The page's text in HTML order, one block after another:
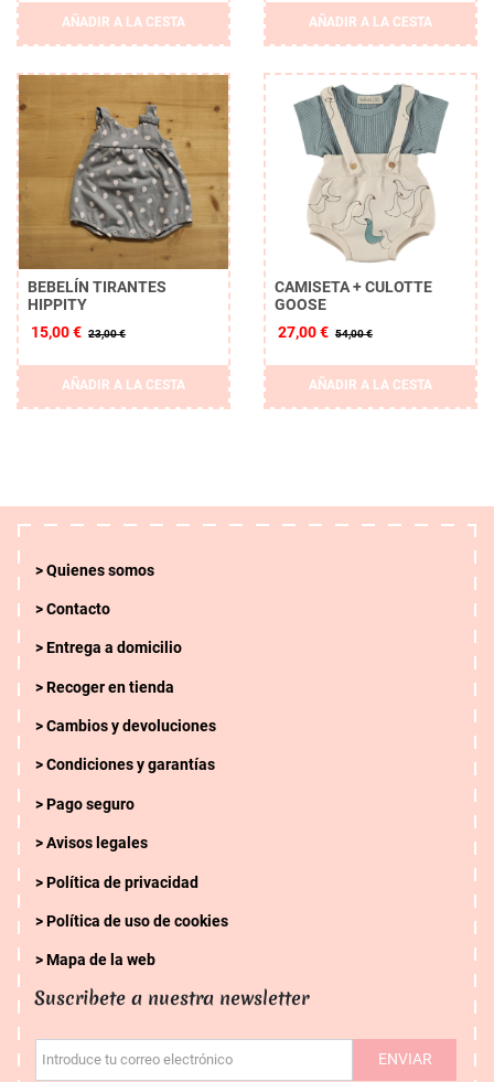
AÑADIR A LA CESTA AÑADIR A LA CESTA
BEBELÍN TIRANTES
HIPPITY
15,00 € 23,00 €
AÑADIR A LA CESTA
CAMISETA + CULOTTE
GOOSE
27,00 € 54,00 €
AÑADIR A LA CESTA
Quienes somos
Contacto
Entrega a domicilio
Recoger en tienda
Cambios y devoluciones
Condiciones y garantías
Pago seguro
Avisos legales
Política de privacidad
Política de uso de cookies
Mapa de la web
Suscribete a nuestra newsletter
Introduce tu correo electrónico ENVIAR